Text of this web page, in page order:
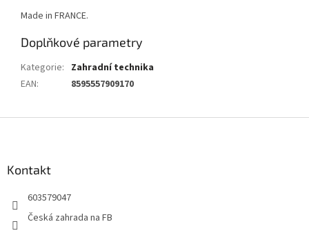
Made in FRANCE.
Doplňkové parametry
Kategorie: Zahradní technika
EAN: 8595557909170
Kontakt
603579047
Česká zahrada na FB